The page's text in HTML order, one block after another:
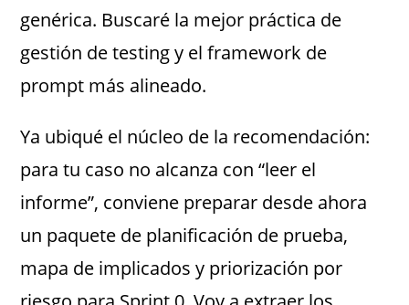
genérica. Buscaré la mejor práctica de
gestión de testing y el framework de
prompt más alineado.
Ya ubiqué el núcleo de la recomendación:
para tu caso no alcanza con “leer el
informe”, conviene preparar desde ahora
un paquete de planificación de prueba,
mapa de implicados y priorización por